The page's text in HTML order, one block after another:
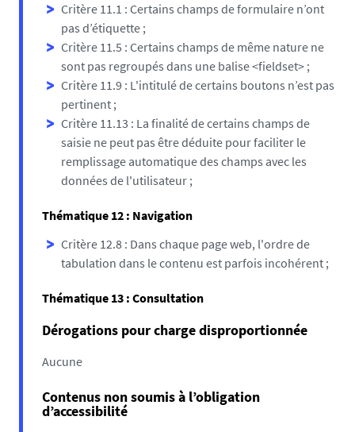
Critère 11.1 : Certains champs de formulaire n’ont
pas d’étiquette ;
Critère 11.5 : Certains champs de même nature ne
sont pas regroupés dans une balise <fieldset> ;
Critère 11.9 : L'intitulé de certains boutons n’est pas
pertinent ;
Critère 11.13 : La finalité de certains champs de
saisie ne peut pas être déduite pour faciliter le
remplissage automatique des champs avec les
données de l'utilisateur ;
Thématique 12 : Navigation
Critère 12.8 : Dans chaque page web, l'ordre de
tabulation dans le contenu est parfois incohérent ;
Thématique 13 : Consultation
Dérogations pour charge disproportionnée
Aucune
Contenus non soumis à l’obligation
d’accessibilité